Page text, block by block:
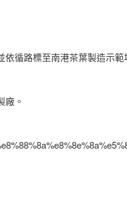
依循路標至南港茶葉製造示範
廠。